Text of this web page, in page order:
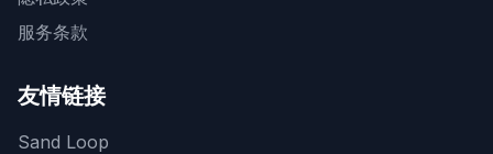
服务条款
友情链接
Sand Loop